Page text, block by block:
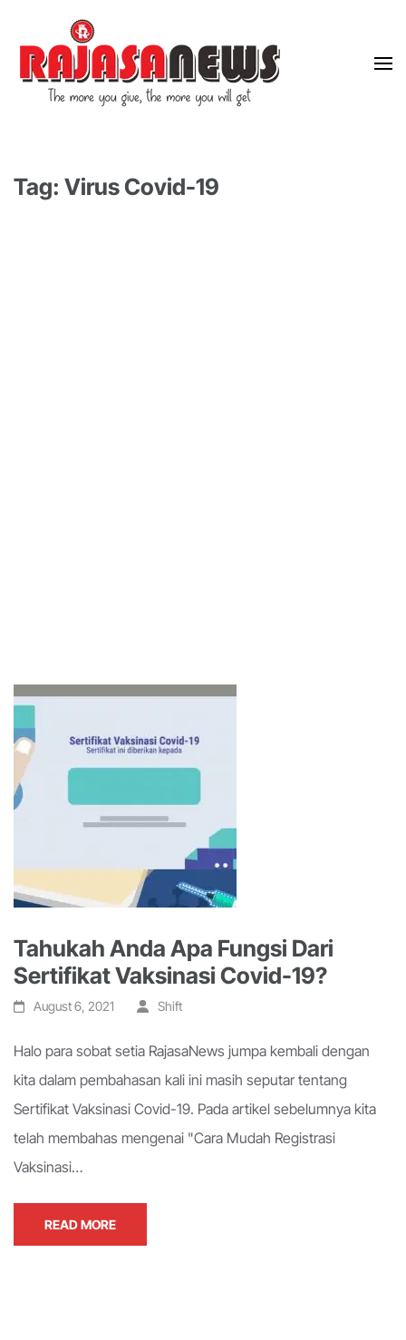
Tag: Virus Covid-19
Tahukah Anda Apa Fungsi Dari
Sertifikat Vaksinasi Covid-19?
August 6, 2021 Shift
Halo para sobat setia RajasaNews jumpa kembali dengan
kita dalam pembahasan kali ini masih seputar tentang
Sertifikat Vaksinasi Covid-19. Pada artikel sebelumnya kita
telah membahas mengenai "Cara Mudah Registrasi
Vaksinasi…
READ MORE